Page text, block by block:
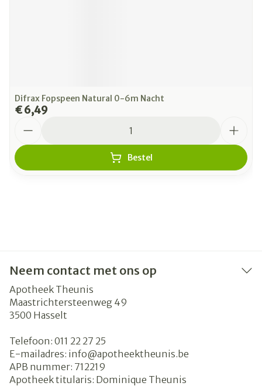
Difrax Fopspeen Natural 0-6m Nacht
€ 6,49
Bestel
Neem contact met ons op
Apotheek Theunis
Maastrichtersteenweg 49
3500 Hasselt
Telefoon: 011 22 27 25
E-mailadres: info@apotheektheunis.be
APB nummer: 712219
Apotheek titularis: Dominique Theunis